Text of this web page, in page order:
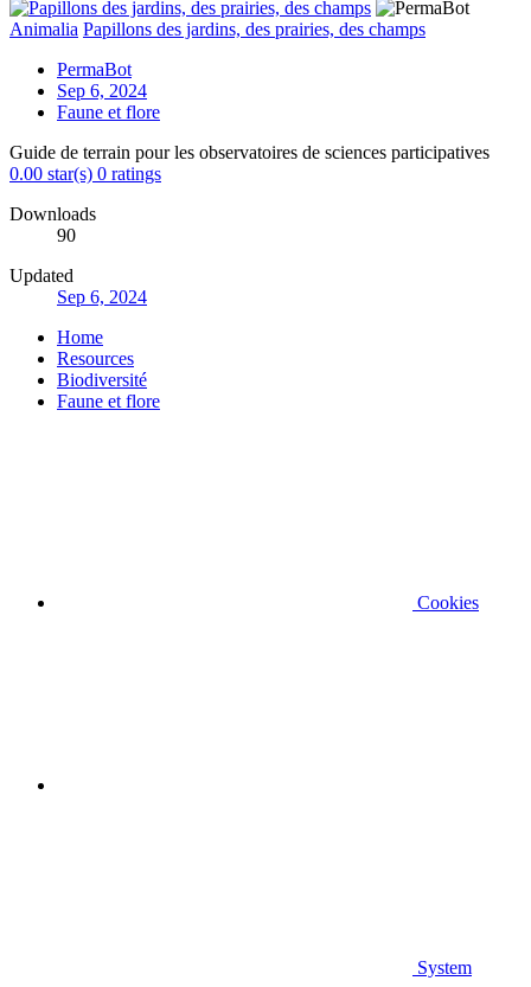
Animalia Papillons des jardins, des prairies, des champs
PermaBot
Sep 6, 2024
Faune et flore
Guide de terrain pour les observatoires de sciences participatives
0.00 star(s) 0 ratings
Downloads
90
Updated
Sep 6, 2024
Home
Resources
Biodiversité
Faune et flore
Cookies
System